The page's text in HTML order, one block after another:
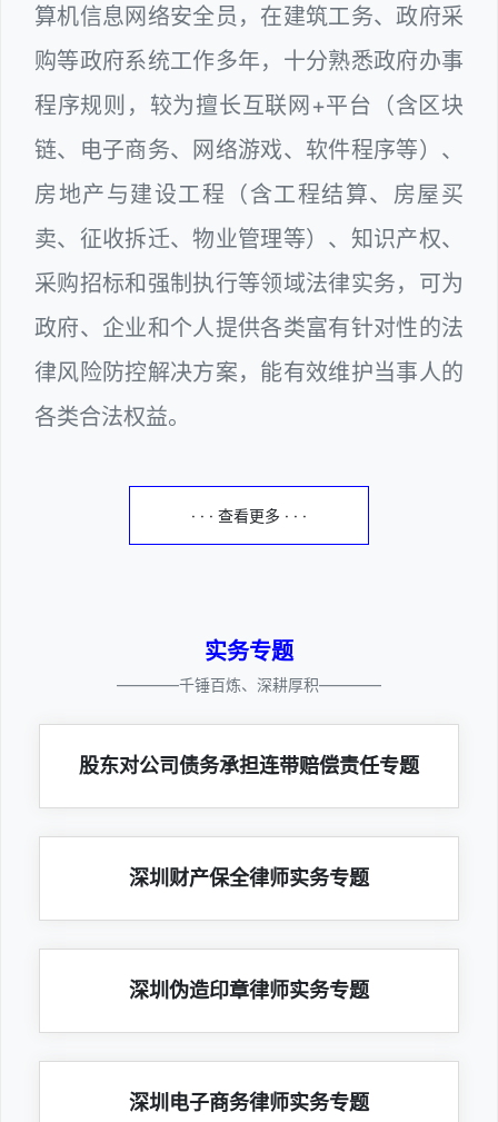
算机信息网络安全员，在建筑工务、政府采
购等政府系统工作多年，十分熟悉政府办事
程序规则，较为擅长互联网+平台（含区块
链、电子商务、网络游戏、软件程序等）、
房地产与建设工程（含工程结算、房屋买
卖、征收拆迁、物业管理等）、知识产权、
采购招标和强制执行等领域法律实务，可为
政府、企业和个人提供各类富有针对性的法
律风险防控解决方案，能有效维护当事人的
各类合法权益。
· · · 查看更多 · · ·
实务专题
————千锤百炼、深耕厚积————
股东对公司债务承担连带赔偿责任专题
深圳财产保全律师实务专题
深圳伪造印章律师实务专题
深圳电子商务律师实务专题